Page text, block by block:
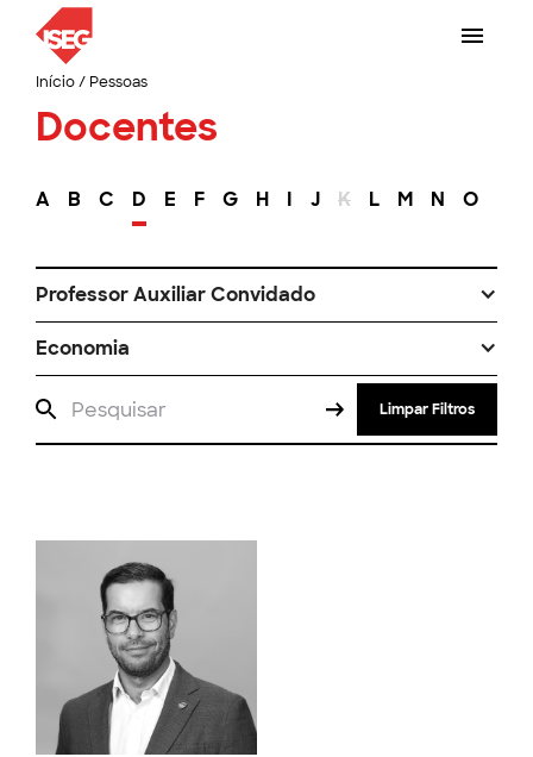
Início/ Pessoas
Docentes
A B C D E F G H I J K L M N O
Professor Auxiliar Convidado
Economia
Limpar Filtros